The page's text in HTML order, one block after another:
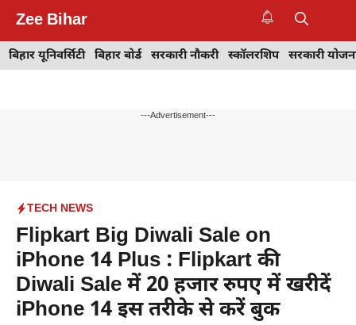
content
Zee Bihar
बिहार यूनिवर्सिटी बिहार बोर्ड सरकारी नौकरी स्कॉलरशिप सरकारी
---Advertisement---
TECH NEWS
Flipkart Big Diwali Sale on
iPhone 14 Plus : Flipkart की
Diwali Sale में 20 हजार रुपए में खरीदें
iPhone 14 इस तरीके से करें बुक